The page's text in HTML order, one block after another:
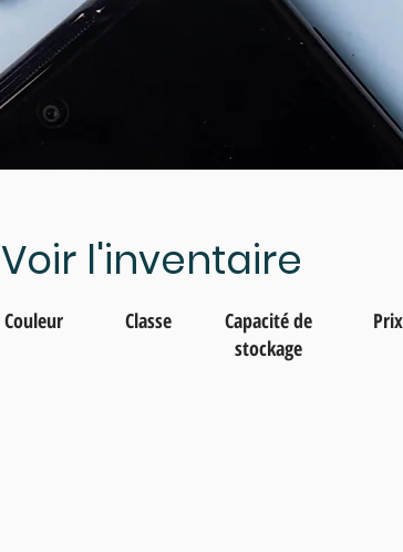
Voir l'inventaire
Couleur Classe
Capacité de
stockage
Prix